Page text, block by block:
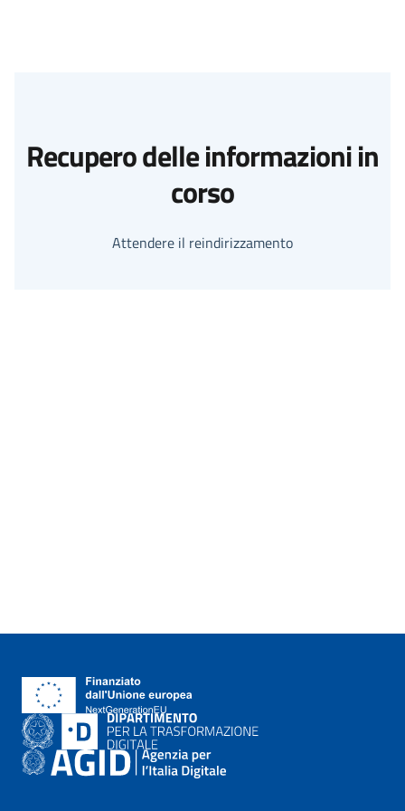
Recupero delle informazioni in
corso
Attendere il reindirizzamento